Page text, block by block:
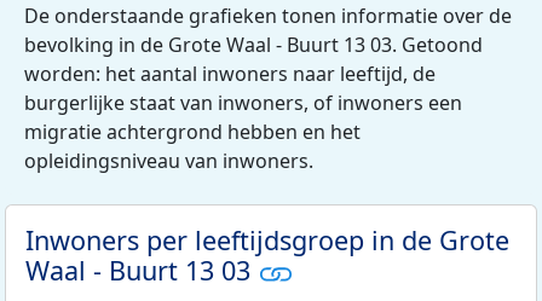
De onderstaande grafieken tonen informatie over de
bevolking in de Grote Waal - Buurt 13 03. Getoond
worden: het aantal inwoners naar leeftijd, de
burgerlijke staat van inwoners, of inwoners een
migratie achtergrond hebben en het
opleidingsniveau van inwoners.
Inwoners per leeftijdsgroep in de Grote
Waal - Buurt 13 03